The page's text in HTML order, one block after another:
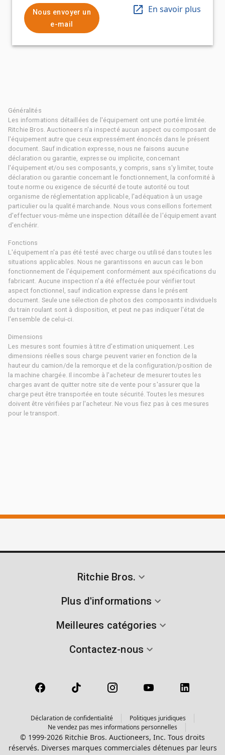
Nous envoyer un
e-mail
En savoir plus
Généralités
Les informations détaillées de l'équipement ont une portée limitée.
Ritchie Bros. Auctioneers n'a inspecté aucun aspect ou composant de
l'équipement autre que ceux expressément énoncés dans le présent
document. Sauf indication expresse, nous ne faisons aucune
déclaration ou garantie, expresse ou implicite, concernant
l'équipement et/ou ses composants, y compris, sans s'y limiter, toute
déclaration ou garantie concernant le fonctionnement, la conformité à
toute norme ou exigence de sécurité de toute autorité ou tout
organisme de réglementation applicable, l'adéquation à un usage
particulier ou la qualité marchande. Nous vous conseillons fortement
d'effectuer vous-même une inspection détaillée de l'équipement avant
d'enchérir.
Fonctions
L'équipement n'a pas été testé avec charge ou utilisé dans toutes les
situations applicables. Nous ne garantissons en aucun cas le bon
fonctionnement de l'équipement conformément aux spécifications du
fabricant. Aucune inspection n'a été effectuée pour vérifier tout
aspect fonctionnel, sauf indication expresse dans le présent
document. Seule une sélection de photos des composants individuels
du train roulant sont à disposition, et peut ne pas indiquer l'état de
l'ensemble de celui-ci.
Dimensions
Les mesures sont fournies à titre d'estimation uniquement. Les
dimensions réelles sous charge peuvent varier en fonction de la
hauteur du camion/de la remorque et de la configuration/position de
la machine chargée. Il incombe à l'acheteur de mesurer toutes les
charges avant de quitter notre site de vente pour s'assurer que la
charge peut être transportée en toute sécurité. Toutes les mesures
doivent être vérifiées par l'acheteur. Ne vous fiez pas à ces mesures
pour le transport.
Ritchie Bros.
Plus d'informations
Meilleures catégories
Contactez-nous
Déclaration de confidentialité
Politiques juridiques
Ne vendez pas mes informations personnelles
© 1999-2026 Ritchie Bros. Auctioneers, Inc. Tous droits
réservés. Diverses marques commerciales détenues par leurs